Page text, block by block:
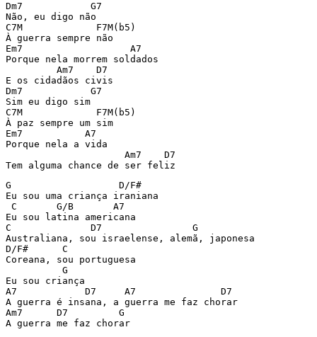
Dm7            G7
Não, eu digo não
C7M             F7M(b5)
À guerra sempre não
Em7                   A7
Porque nela morrem soldados
         Am7    D7
E os cidadãos civis
Dm7            G7
Sim eu digo sim
C7M             F7M(b5)
À paz sempre um sim
Em7           A7
Porque nela a vida
                     Am7    D7
Tem alguma chance de ser feliz
G                   D/F#
Eu sou uma criança iraniana
C       G/B       A7
Eu sou latina americana
C              D7                G
Australiana, sou israelense, alemã, japonesa
D/F#      C
Coreana, sou portuguesa
          G
Eu sou criança
A7            D7     A7               D7
A guerra é insana, a guerra me faz chorar
Am7      D7         G
A guerra me faz chorar